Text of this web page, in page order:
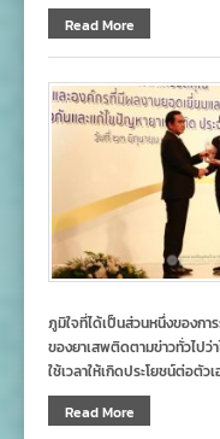
Read More
ภูมิใจที่ได้เป็นส่วนหนึ่งของกา
ของยาเสพติดตามข่าวทั่วไปว่
ใช้เวลาให้เกิดประโยชน์ต่อตั
Read More